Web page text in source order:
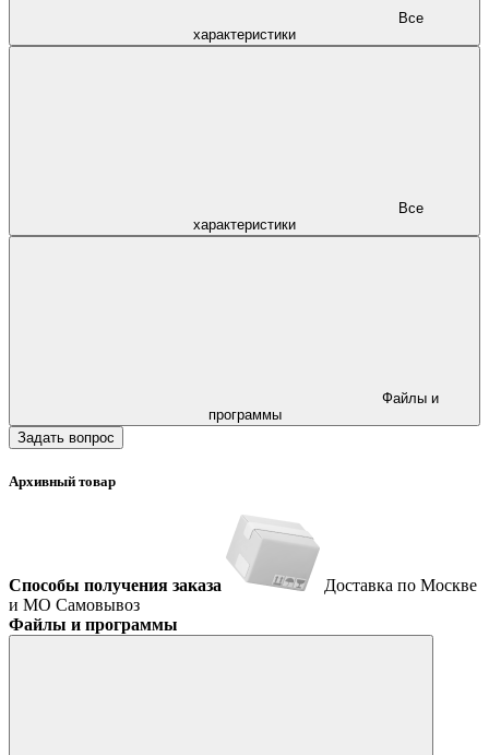
характеристики
характеристики
программы
Задать вопрос
Архивный товар
Способы получения заказа
Доставка по Москве
и МО Самовывоз
Файлы и программы